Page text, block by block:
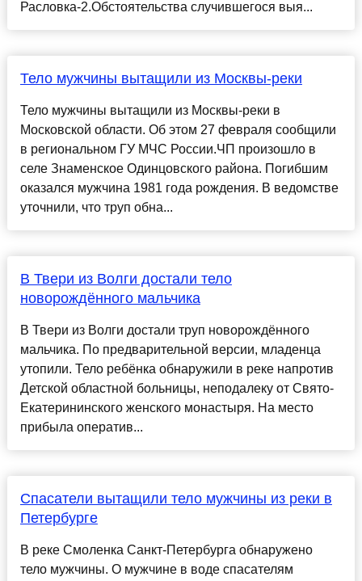
Расловка-2.Обстоятельства случившегося выя...
Тело мужчины вытащили из Москвы-реки
Тело мужчины вытащили из Москвы-реки в
Московской области. Об этом 27 февраля сообщили
в региональном ГУ МЧС России.ЧП произошло в
селе Знаменское Одинцовского района. Погибшим
оказался мужчина 1981 года рождения. В ведомстве
уточнили, что труп обна...
В Твери из Волги достали тело
новорождённого мальчика
В Твери из Волги достали труп новорождённого
мальчика. По предварительной версии, младенца
утопили. Тело ребёнка обнаружили в реке напротив
Детской областной больницы, неподалеку от Свято-
Екатерининского женского монастыря. На место
прибыла оператив...
Спасатели вытащили тело мужчины из реки в
Петербурге
В реке Смоленка Санкт-Петербурга обнаружено
тело мужчины. О мужчине в воде спасателям